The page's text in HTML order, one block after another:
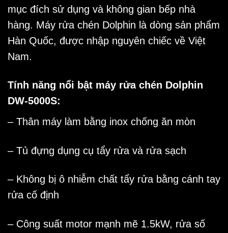
mục đích sử dụng và không gian bếp nhà
hàng. Máy rửa chén Dolphin là dòng sản phẩm
Hàn Quốc, được nhập nguyên chiếc về Việt
Nam.
Tính năng nổi bật máy rửa chén Dolphin
DW-5000S:
– Thân máy làm bằng inox chống ăn mòn
– Tủ đựng dụng cụ tẩy rửa và rửa sạch
– Không bị ô nhiễm chất tẩy rửa bằng cánh tay
rửa cố định
– Công suất motor mạnh mẽ 1.5kW, rửa số